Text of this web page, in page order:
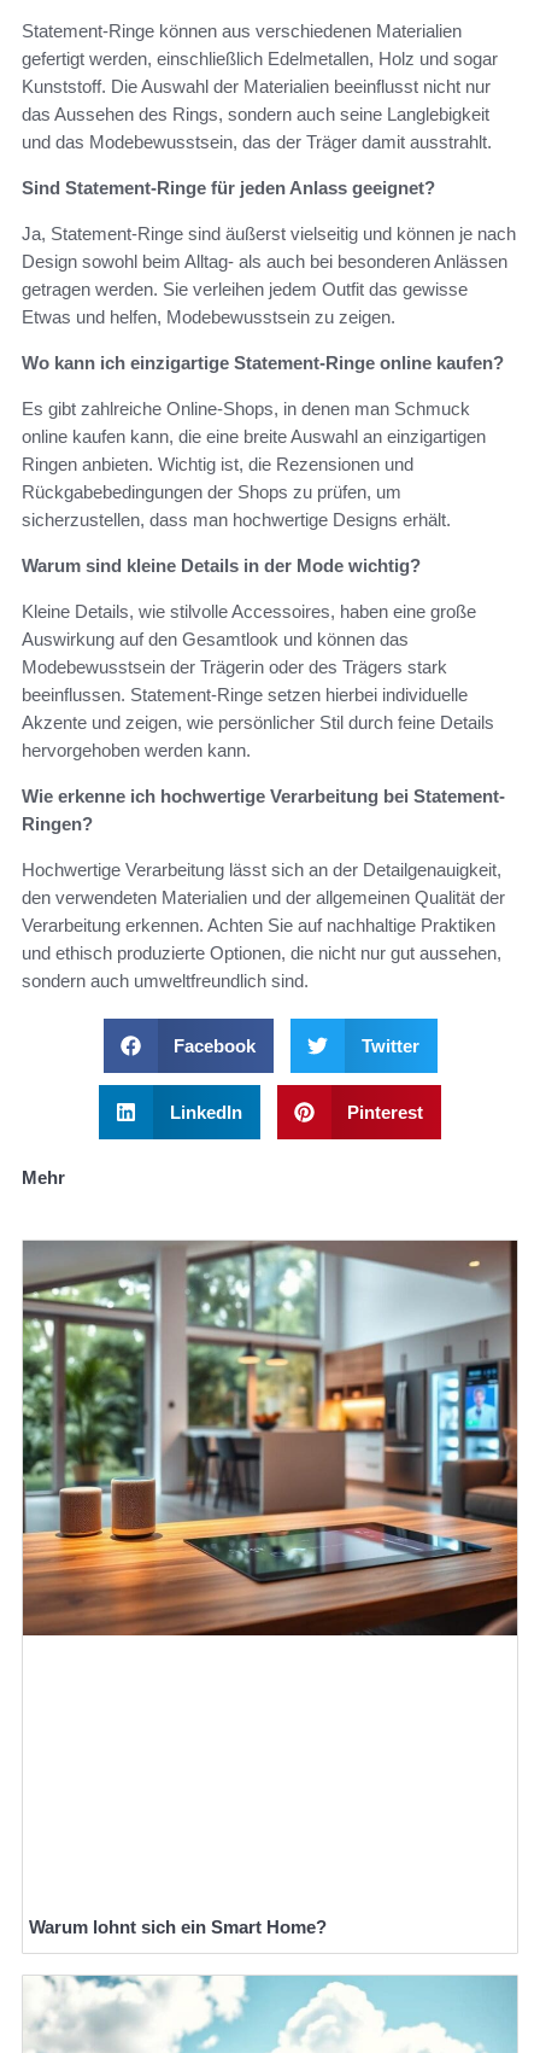
Statement-Ringe können aus verschiedenen Materialien
gefertigt werden, einschließlich Edelmetallen, Holz und sogar
Kunststoff. Die Auswahl der Materialien beeinflusst nicht nur
das Aussehen des Rings, sondern auch seine Langlebigkeit
und das Modebewusstsein, das der Träger damit ausstrahlt.
Sind Statement-Ringe für jeden Anlass geeignet?
Ja, Statement-Ringe sind äußerst vielseitig und können je nach
Design sowohl beim Alltag- als auch bei besonderen Anlässen
getragen werden. Sie verleihen jedem Outfit das gewisse
Etwas und helfen, Modebewusstsein zu zeigen.
Wo kann ich einzigartige Statement-Ringe online kaufen?
Es gibt zahlreiche Online-Shops, in denen man Schmuck
online kaufen kann, die eine breite Auswahl an einzigartigen
Ringen anbieten. Wichtig ist, die Rezensionen und
Rückgabebedingungen der Shops zu prüfen, um
sicherzustellen, dass man hochwertige Designs erhält.
Warum sind kleine Details in der Mode wichtig?
Kleine Details, wie stilvolle Accessoires, haben eine große
Auswirkung auf den Gesamtlook und können das
Modebewusstsein der Trägerin oder des Trägers stark
beeinflussen. Statement-Ringe setzen hierbei individuelle
Akzente und zeigen, wie persönlicher Stil durch feine Details
hervorgehoben werden kann.
Wie erkenne ich hochwertige Verarbeitung bei Statement-
Ringen?
Hochwertige Verarbeitung lässt sich an der Detailgenauigkeit,
den verwendeten Materialien und der allgemeinen Qualität der
Verarbeitung erkennen. Achten Sie auf nachhaltige Praktiken
und ethisch produzierte Optionen, die nicht nur gut aussehen,
sondern auch umweltfreundlich sind.
Facebook Twitter
LinkedIn Pinterest
Mehr
Warum lohnt sich ein Smart Home?